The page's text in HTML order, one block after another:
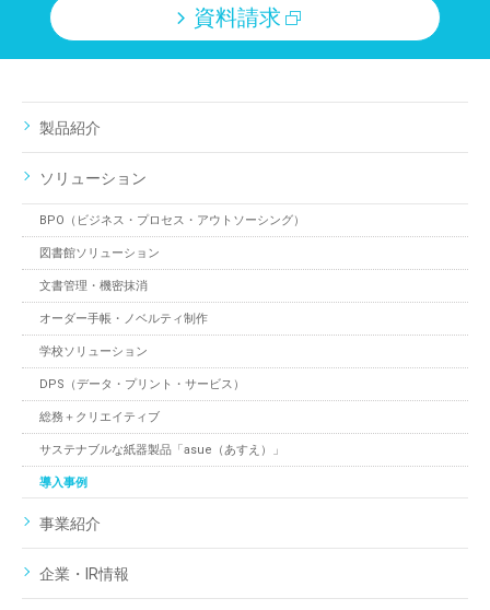
資料請求
製品紹介
ソリューション
BPO（ビジネス・プロセス・アウトソーシング）
図書館ソリューション
文書管理・機密抹消
オーダー手帳・ノベルティ制作
学校ソリューション
DPS（データ・プリント・サービス）
総務＋クリエイティブ
サステナブルな紙器製品「asue（あすえ）」
導入事例
事業紹介
企業・IR情報